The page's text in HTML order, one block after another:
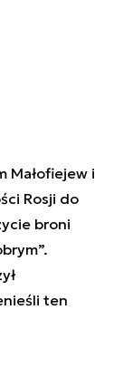
Małofiejew i
Rosji do
broni
ten